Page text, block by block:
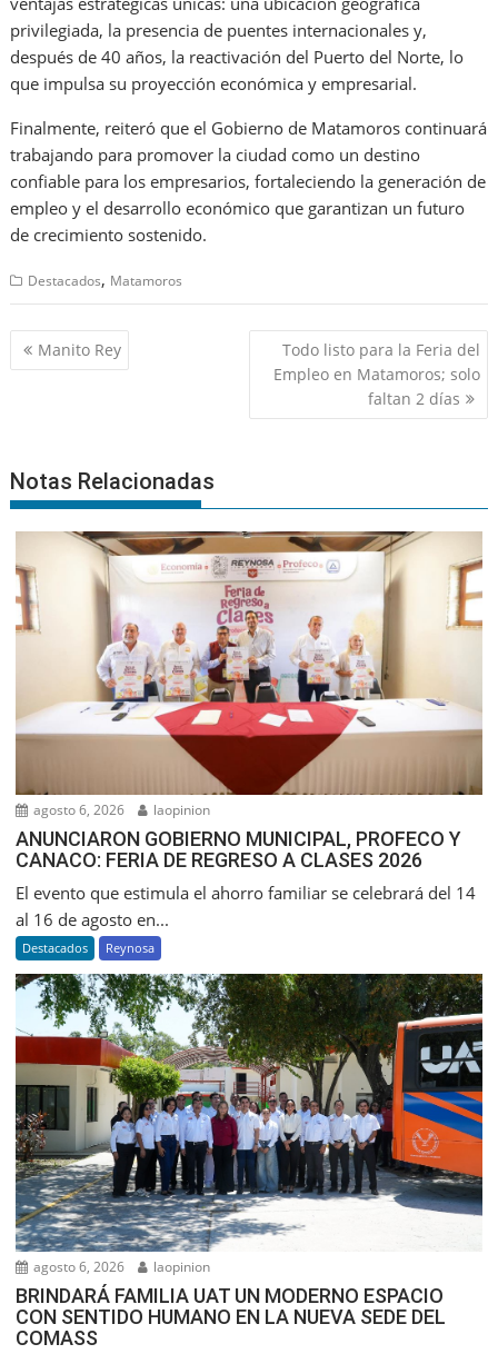
privilegiada, la presencia de puentes internacionales y,
después de 40 años, la reactivación del Puerto del Norte, lo
que impulsa su proyección económica y empresarial.
Finalmente, reiteró que el Gobierno de Matamoros continuará
trabajando para promover la ciudad como un destino
confiable para los empresarios, fortaleciendo la generación de
empleo y el desarrollo económico que garantizan un futuro
de crecimiento sostenido.
Destacados, Matamoros
Navegación
de
Manito Rey
Todo listo para la Feria del
Empleo en Matamoros; solo
faltan 2 días
Notas Relacionadas
agosto 6, 2026 laopinion
ANUNCIARON GOBIERNO MUNICIPAL, PROFECO Y
CANACO: FERIA DE REGRESO A CLASES 2026
El evento que estimula el ahorro familiar se celebrará del 14
al 16 de agosto en...
Destacados Reynosa
agosto 6, 2026 laopinion
BRINDARÁ FAMILIA UAT UN MODERNO ESPACIO
CON SENTIDO HUMANO EN LA NUEVA SEDE DEL
COMASS